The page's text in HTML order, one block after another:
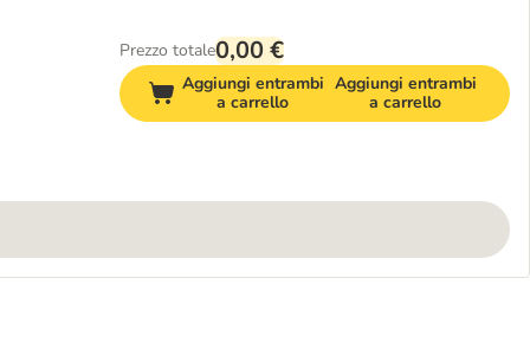
Prezzo totale0,00 €
Aggiungi entrambi
a carrello
Aggiungi entrambi
a carrello